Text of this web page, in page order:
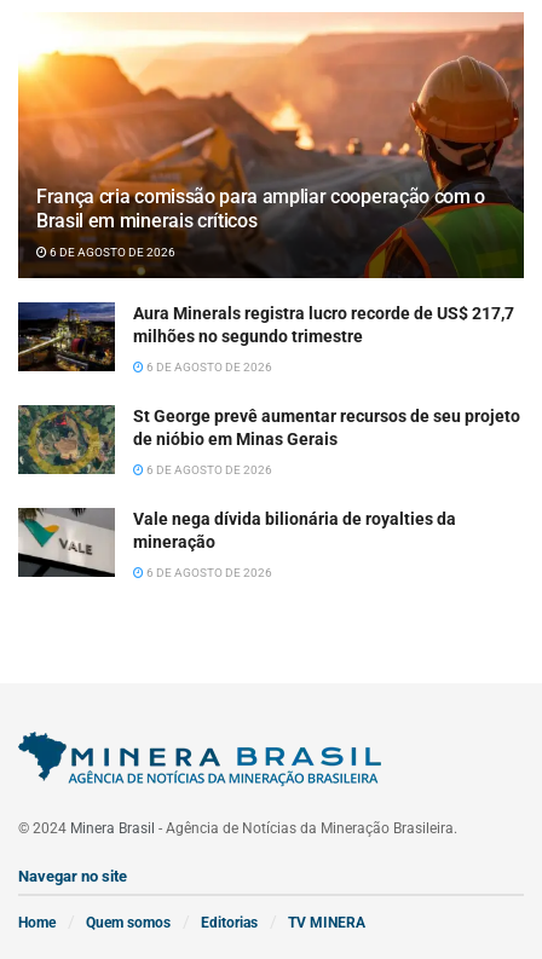
França cria comissão para ampliar cooperação com o
Brasil em minerais críticos
6 DE AGOSTO DE 2026
Aura Minerals registra lucro recorde de US$ 217,7
milhões no segundo trimestre
6 DE AGOSTO DE 2026
St George prevê aumentar recursos de seu projeto
de nióbio em Minas Gerais
6 DE AGOSTO DE 2026
Vale nega dívida bilionária de royalties da
mineração
6 DE AGOSTO DE 2026
© 2024 Minera Brasil - Agência de Notícias da Mineração Brasileira.
Navegar no site
Home Quem somos Editorias TV MINERA